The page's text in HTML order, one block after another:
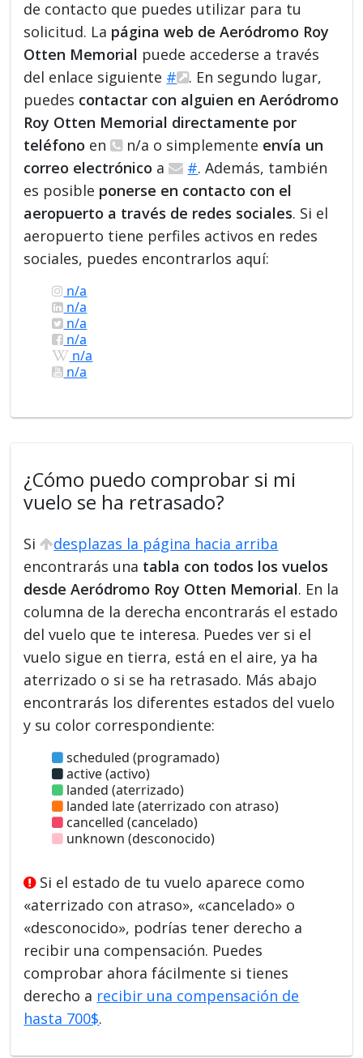
de contacto que puedes utilizar para tu
solicitud. La página web de Aeródromo Roy
Otten Memorial puede accederse a través
del enlace siguiente #
. En segundo lugar,
puedes contactar con alguien en Aeródromo
Roy Otten Memorial directamente por
teléfono en n/a o simplemente envía un
correo electrónico a #. Además, también
es posible ponerse en contacto con el
aeropuerto a través de redes sociales. Si el
aeropuerto tiene perfiles activos en redes
sociales, puedes encontrarlos aquí:
n/a
n/a
n/a
n/a
n/a
n/a
¿Cómo puedo comprobar si mi
vuelo se ha retrasado?
Si
desplazas la página hacia arriba
encontrarás una tabla con todos los vuelos
desde Aeródromo Roy Otten Memorial. En la
columna de la derecha encontrarás el estado
del vuelo que te interesa. Puedes ver si el
vuelo sigue en tierra, está en el aire, ya ha
aterrizado o si se ha retrasado. Más abajo
encontrarás los diferentes estados del vuelo
y su color correspondiente:
scheduled (programado)
active (activo)
landed (aterrizado)
landed late (aterrizado con atraso)
cancelled (cancelado)
unknown (desconocido)
Si el estado de tu vuelo aparece como
«aterrizado con atraso», «cancelado» o
«desconocido», podrías tener derecho a
recibir una compensación. Puedes
comprobar ahora fácilmente si tienes
derecho a recibir una compensación de
hasta 700$.